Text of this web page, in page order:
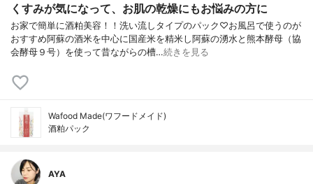
くすみが気になって、お肌の乾燥にもお悩みの方に
お家で簡単に酒粕美容！！洗い流しタイプのパック♡お風呂で使うのが
おすすめ阿蘇の酒米を中心に国産米を精米し阿蘇の湧水と熊本酵母（協
会酵母９号）を使って昔ながらの槽…続きを見る
Wafood Made(ワフードメイド)
酒粕パック
AYA